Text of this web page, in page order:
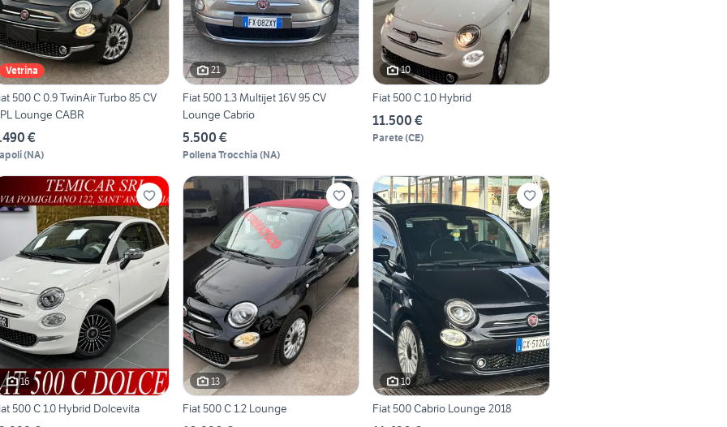
Vetrina
500 C 0.9 TwinAir Turbo 85 CV
Lounge CABR
€
(NA)
21
Fiat 500 1.3 Multijet 16V 95 CV
Lounge Cabrio
5.500 €
Pollena Trocchia (NA)
10
Fiat 500 C 1.0 Hybrid
11.500 €
Parete(CE)
16
500 C 1.0 Hybrid Dolcevita
13
Fiat 500 C 1.2 Lounge
10
Fiat 500 Cabrio Lounge 2018